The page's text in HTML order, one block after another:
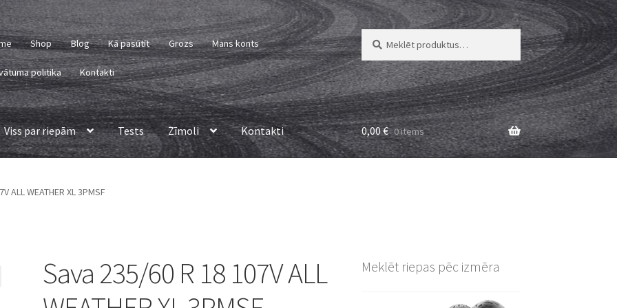
Shop Blog Kā pasūtīt Grozs Mans konts
politika Kontakti
Meklēt:
Meklēt
Viss par riepām Tests Zīmoli Kontakti 0,00€ 0 items
ALL WEATHER XL 3PMSF
Sava 235/60 R 18 107V ALL
Meklēt riepas pēc izmēra